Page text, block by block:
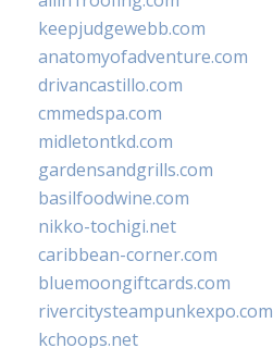
keepjudgewebb.com
anatomyofadventure.com
drivancastillo.com
cmmedspa.com
midletontkd.com
gardensandgrills.com
basilfoodwine.com
nikko-tochigi.net
caribbean-corner.com
bluemoongiftcards.com
rivercitysteampunkexpo.com
kchoops.net